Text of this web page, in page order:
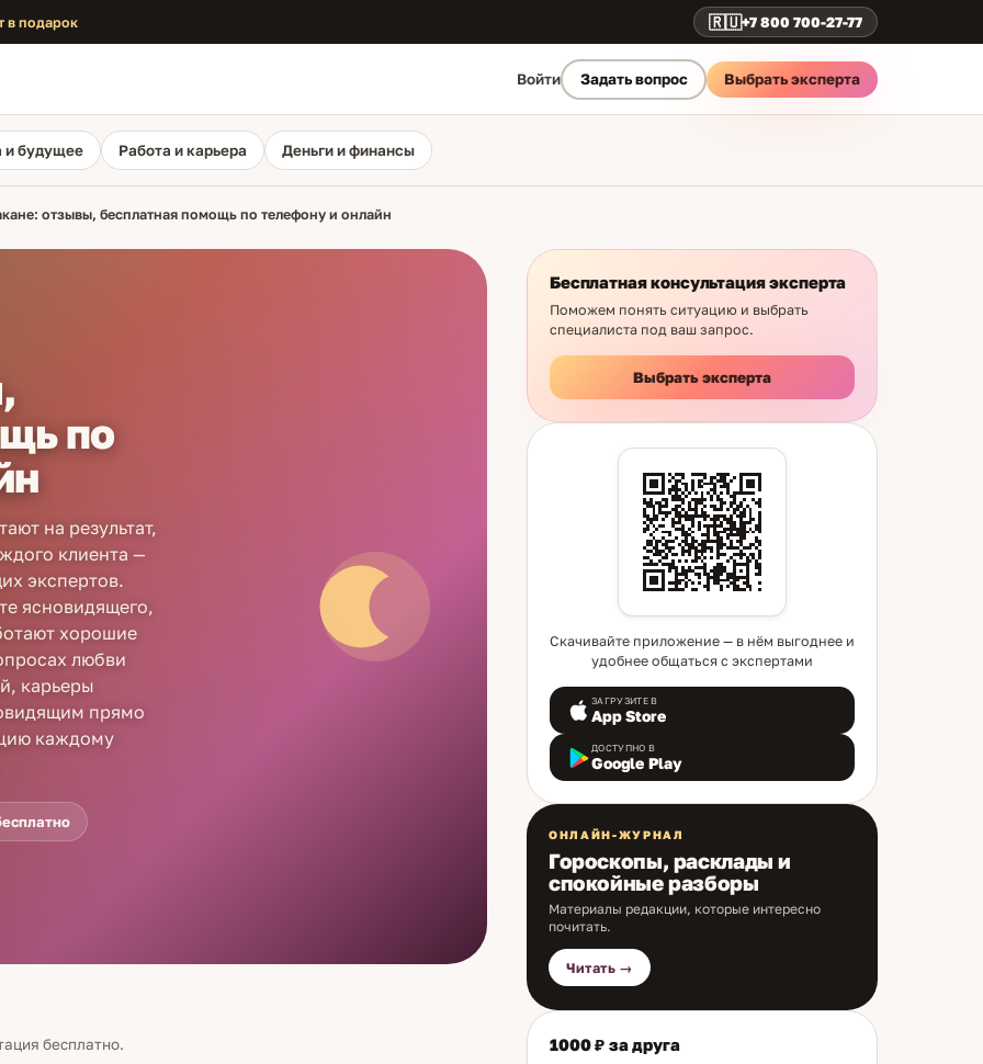
в подарок 🇷🇺+7 800 700-27-77
Войти Задать вопрос Выбрать эксперта
и будущее Работа и карьера Деньги и финансы
отзывы, бесплатная помощь по телефону и онлайн
по
на результат,
клиента —
экспертов.
ясновидящего,
хорошие
любви
карьеры
прямо
каждому
бесплатно.
Бесплатная консультация эксперта
Поможем понять ситуацию и выбрать
специалиста под ваш запрос.
Выбрать эксперта
Скачивайте приложение — в нём выгоднее и
удобнее общаться с экспертами
ЗАГРУЗИТЕ В
App Store
ДОСТУПНО В
Google Play
ОНЛАЙН-ЖУРНАЛ
Гороскопы, расклады и
спокойные разборы
Материалы редакции, которые интересно
почитать.
Читать →
1000 ₽ за друга